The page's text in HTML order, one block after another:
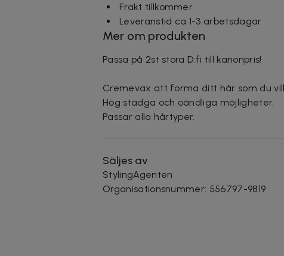
Frakt tillkommer
Leveranstid ca 1-3 arbetsdagar
Mer om produkten
Passa på 2st stora D:fi till kanonpris!
Cremevax att forma ditt hår som du
Hög stadga och oändliga möjligheter.
Passar alla hårtyper.
Säljes av
StylingAgenten
Organisationsnummer: 556797-9819